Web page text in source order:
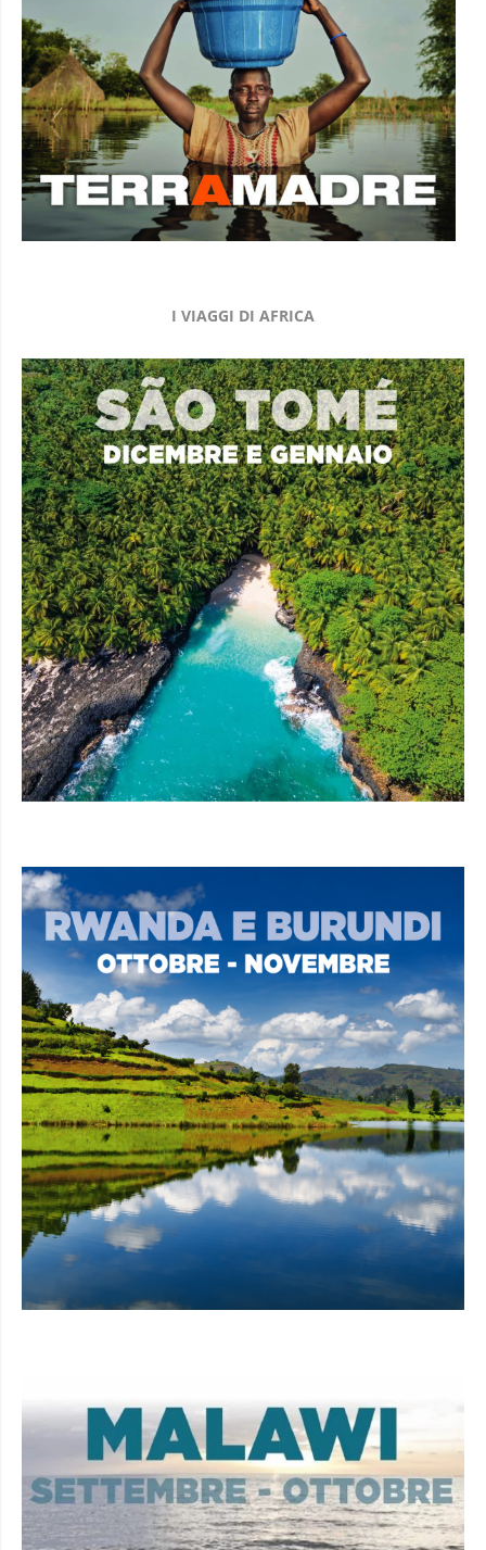
I VIAGGI DI AFRICA